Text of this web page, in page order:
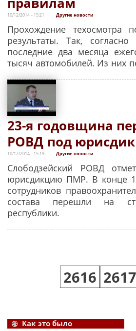
10/12/2014 - 15:21 Другие новости
Прохождение
результаты. Так,
последние два месяца
тысяч автомобилей. Из них
23-я годовщина
РОВД под
10/12/2014 - 15:19 Другие новости
Слободзейский РОВД
юрисдикцию ПМР. В конце
сотрудников
состава перешли на
республики.
2616 2617
Как это было